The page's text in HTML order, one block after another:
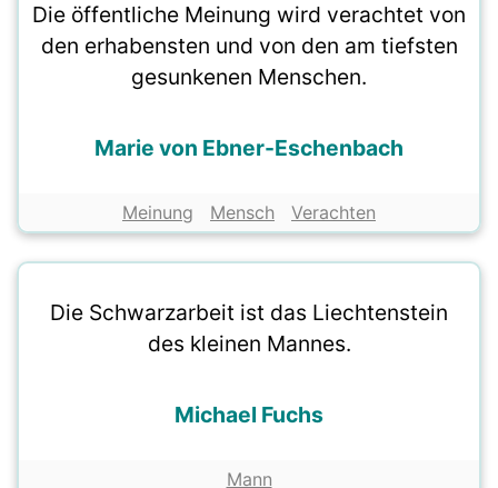
Die öffentliche Meinung wird verachtet von
den erhabensten und von den am tiefsten
gesunkenen Menschen.
Marie von Ebner-Eschenbach
Meinung Mensch Verachten
Die Schwarzarbeit ist das Liechtenstein
des kleinen Mannes.
Michael Fuchs
Mann